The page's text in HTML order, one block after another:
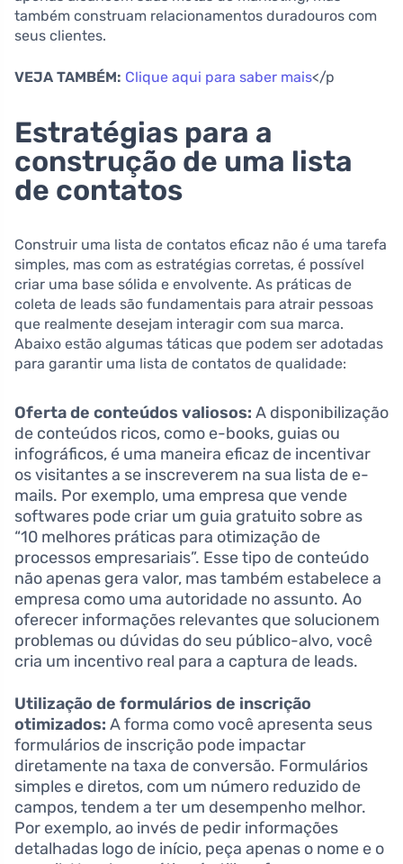
também construam relacionamentos duradouros com
seus clientes.
VEJA TAMBÉM: Clique aqui para saber mais</p
Estratégias para a
construção de uma lista
de contatos
Construir uma lista de contatos eficaz não é uma tarefa
simples, mas com as estratégias corretas, é possível
criar uma base sólida e envolvente. As práticas de
coleta de leads são fundamentais para atrair pessoas
que realmente desejam interagir com sua marca.
Abaixo estão algumas táticas que podem ser adotadas
para garantir uma lista de contatos de qualidade:
Oferta de conteúdos valiosos: A disponibilização
de conteúdos ricos, como e-books, guias ou
infográficos, é uma maneira eficaz de incentivar
os visitantes a se inscreverem na sua lista de e-
mails. Por exemplo, uma empresa que vende
softwares pode criar um guia gratuito sobre as
“10 melhores práticas para otimização de
processos empresariais”. Esse tipo de conteúdo
não apenas gera valor, mas também estabelece a
empresa como uma autoridade no assunto. Ao
oferecer informações relevantes que solucionem
problemas ou dúvidas do seu público-alvo, você
cria um incentivo real para a captura de leads.
Utilização de formulários de inscrição
otimizados: A forma como você apresenta seus
formulários de inscrição pode impactar
diretamente na taxa de conversão. Formulários
simples e diretos, com um número reduzido de
campos, tendem a ter um desempenho melhor.
Por exemplo, ao invés de pedir informações
detalhadas logo de início, peça apenas o nome e o